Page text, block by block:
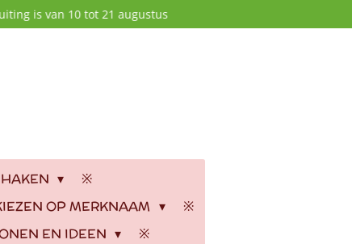
is van 10 tot 21 augustus
OP MERKNAAM
EN IDEEN